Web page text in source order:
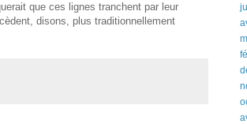
que ces lignes tranchent par leur
disons, plus traditionnellement